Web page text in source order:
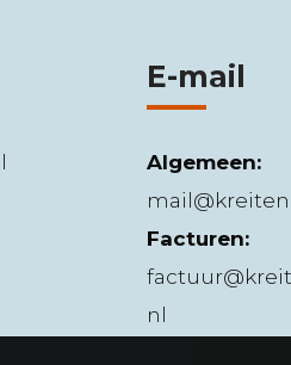
E-mail
Algemeen:
Facturen:
nl